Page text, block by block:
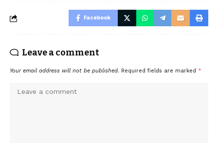
Facebook
Leave a comment
Your email address will not be published. Required fields are marked *